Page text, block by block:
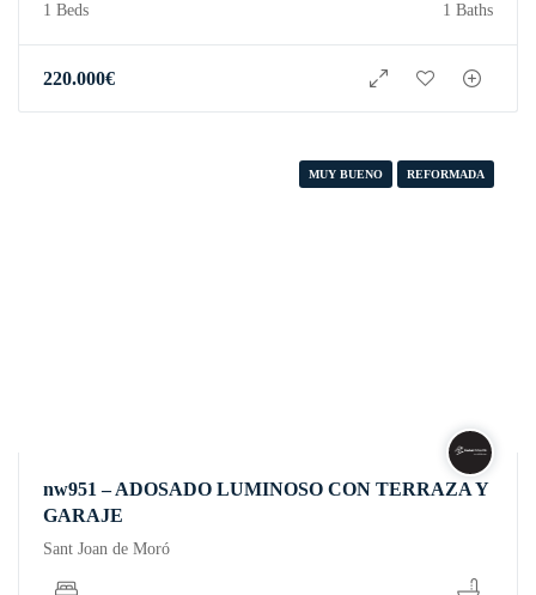
1 Beds 1 Baths
220.000€
MUY BUENO REFORMADA
nw951 – ADOSADO LUMINOSO CON TERRAZA Y
GARAJE
Sant Joan de Moró